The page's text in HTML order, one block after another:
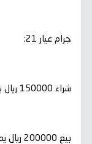
جرام عيار 21:
شراء 150000 ريال يمني
بيع 200000 ريال يمني